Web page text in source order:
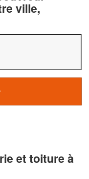
ville,
et toiture à